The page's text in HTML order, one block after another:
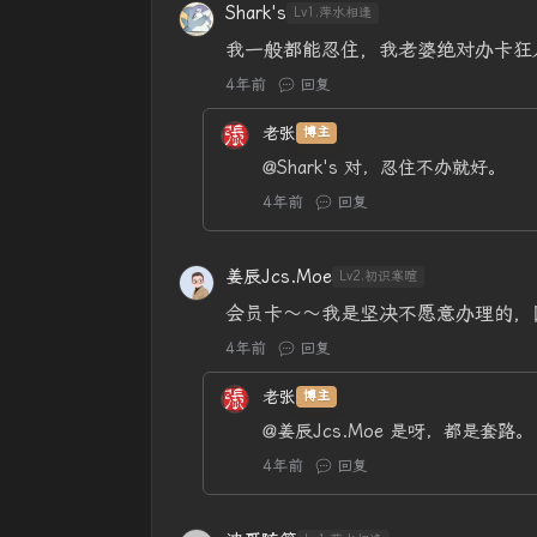
Shark's Lv1.萍水相逢
我一般都能忍住，我老婆绝对办卡狂
4年前 回复
老张 博主
@Shark's 对，忍住不办就好。
4年前 回复
姜辰Jcs.Moe Lv2.初识寒暄
会员卡～～我是坚决不愿意办理的
4年前 回复
老张 博主
@姜辰Jcs.Moe 是呀，都是套路。
4年前 回复